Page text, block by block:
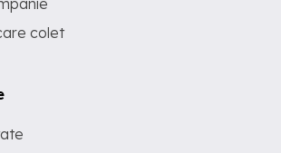
colet